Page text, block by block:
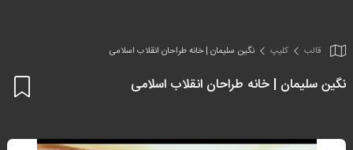
قالب کلیپ نگین سلیمان | خانه طراحان انقلاب اسلامی
نگین سلیمان | خانه طراحان انقلاب اسلامی